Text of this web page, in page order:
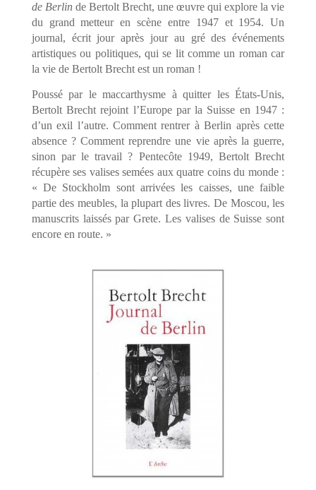
de Berlinde Bertolt Brecht, une œuvre qui explore la vie
du grand metteur en scène entre 1947 et 1954. Un
journal, écrit jour après jour au gré des événements
artistiques ou politiques, qui se lit comme un roman car
la vie de Bertolt Brecht est un roman !
Poussé par le maccarthysme à quitter les États-Unis,
Bertolt Brecht rejoint l’Europe par la Suisse en 1947 :
d’un exil l’autre. Comment rentrer à Berlin après cette
absence ? Comment reprendre une vie après la guerre,
sinon par le travail ? Pentecôte 1949, Bertolt Brecht
récupère ses valises semées aux quatre coins du monde :
« De Stockholm sont arrivées les caisses, une faible
partie des meubles, la plupart des livres. De Moscou, les
manuscrits laissés par Grete. Les valises de Suisse sont
encore en route. »